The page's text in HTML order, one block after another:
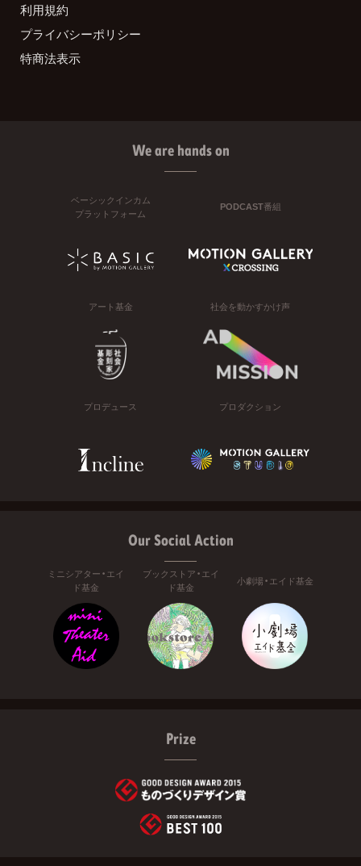
利用規約
プライバシーポリシー
特商法表示
We are hands on
ベーシックインカム
プラットフォーム
PODCAST番組
アート基金 社会を動かすかけ声
プロデュース プロダクション
Our Social Action
ミニシアター・エイ
ド基金
ブックストア・エイ
ド基金
小劇場・エイド基金
Prize